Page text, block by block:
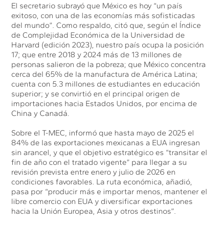
El secretario subrayó que México es hoy “un país
exitoso, con una de las economías más sofisticadas
del mundo”. Como respaldo, citó que, según el Índice
de Complejidad Económica de la Universidad de
Harvard (edición 2023), nuestro país ocupa la posición
17; que entre 2018 y 2024 más de 13 millones de
personas salieron de la pobreza; que México concentra
cerca del 65% de la manufactura de América Latina;
cuenta con 5.3 millones de estudiantes en educación
superior; y se convirtió en el principal origen de
importaciones hacia Estados Unidos, por encima de
China y Canadá.
Sobre el T-MEC, informó que hasta mayo de 2025 el
84% de las exportaciones mexicanas a EUA ingresan
sin arancel, y que el objetivo estratégico es “transitar el
fin de año con el tratado vigente” para llegar a su
revisión prevista entre enero y julio de 2026 en
condiciones favorables. La ruta económica, añadió,
pasa por “producir más e importar menos, mantener el
libre comercio con EUA y diversificar exportaciones
hacia la Unión Europea, Asia y otros destinos”.